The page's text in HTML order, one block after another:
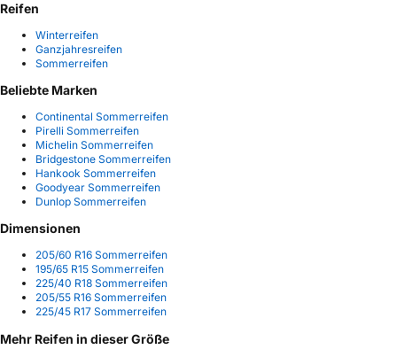
Reifen
Winterreifen
Ganzjahresreifen
Sommerreifen
Beliebte Marken
Continental Sommerreifen
Pirelli Sommerreifen
Michelin Sommerreifen
Bridgestone Sommerreifen
Hankook Sommerreifen
Goodyear Sommerreifen
Dunlop Sommerreifen
Dimensionen
205/60 R16 Sommerreifen
195/65 R15 Sommerreifen
225/40 R18 Sommerreifen
205/55 R16 Sommerreifen
225/45 R17 Sommerreifen
Mehr Reifen in dieser Größe